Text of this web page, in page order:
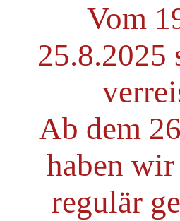
Vom
25.8.2025
Ab dem
haben
regulär